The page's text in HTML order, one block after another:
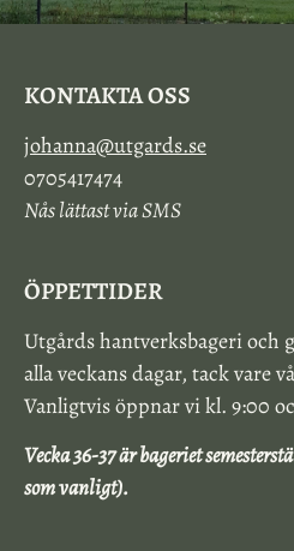
KONTAKTA OSS
johanna@utgards.se
0705417474
Nås lättast via SMS
ÖPPETTIDER
Utgårds hantverksbageri och
alla veckans dagar, tack vare
Vanligtvis öppnar vi kl. 9:00
Vecka 36-37 är bageriet
som vanligt).